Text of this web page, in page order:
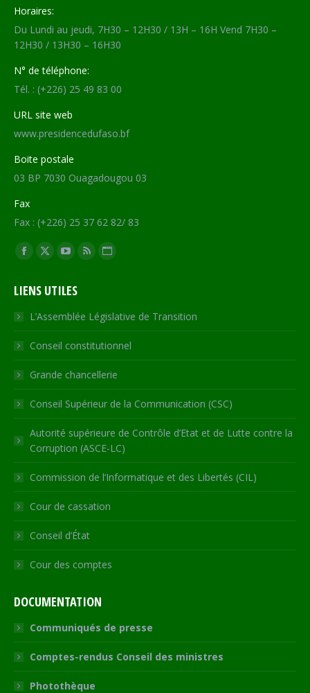
Horaires:
Du Lundi au jeudi, 7H30 – 12H30 / 13H – 16H Vend 7H30 –
12H30 / 13H30 – 16H30
N° de téléphone:
Tél. : (+226) 25 49 83 00
URL site web
www.presidencedufaso.bf
Boite postale
03 BP 7030 Ouagadougou 03
Fax
Fax : (+226) 25 37 62 82/ 83
Trouvez nous sur :
Facebook
opens
in
new
window
X
opens
in
new
window
YouTube
opens
in
new
window
RSS
in
new
window
Site
opens
in
new
LIENS UTILES
L’Assemblée Législative de Transition
Conseil constitutionnel
Grande chancellerie
Conseil Supérieur de la Communication (CSC)
Autorité supérieure de Contrôle d’Etat et de Lutte contre la
Corruption (ASCE-LC)
Commission de l’Informatique et des Libertés (CIL)
Cour de cassation
Conseil d’État
Cour des comptes
DOCUMENTATION
Communiqués de presse
Comptes-rendus Conseil des ministres
Photothèque